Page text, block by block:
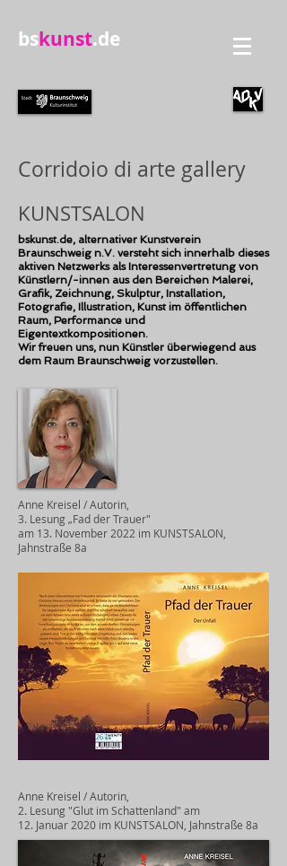
bskunst.de
Corridoio di arte gallery
KUNSTSALON
bskunst.de, alternativer Kunstverein
Braunschweig n.V. versteht sich innerhalb dieses
aktiven Netzwerks als Interessenvertretung von
Künstlern/-innen aus den Bereichen Malerei,
Grafik, Zeichnung, Skulptur, Installation,
Fotografie, Illustration, Kunst im öffentlichen
Raum, Performance und
Eigentextkompositionen.
Wir freuen uns, nun Künstler überwiegend aus
dem Raum Braunschweig vorzustellen.
Anne Kreisel / Autorin,
3. Lesung „Fad der Trauer"
am 13. November 2022 im KUNSTSALON,
Jahnstraße 8a
Anne Kreisel / Autorin,
2. Lesung "Glut im Schattenland" am
12. Januar 2020 im KUNSTSALON, Jahnstraße 8a